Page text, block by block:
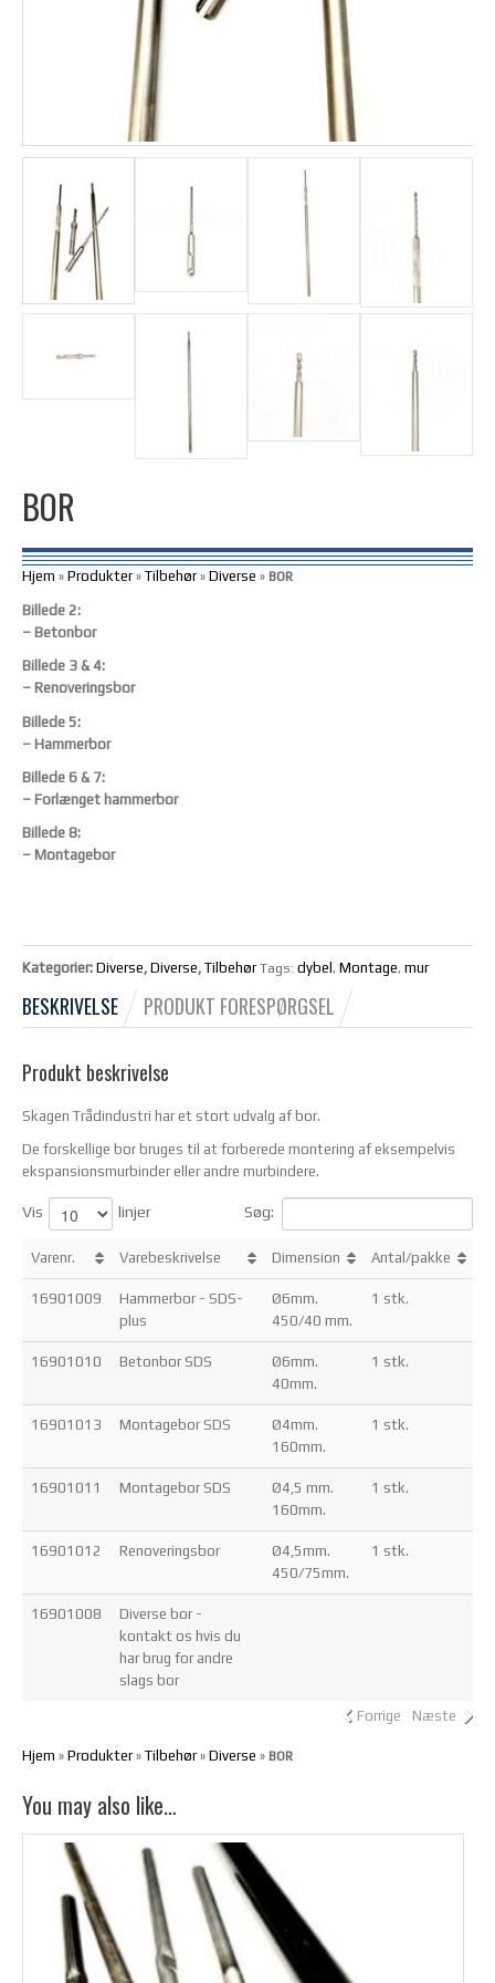
BOR
Hjem » Produkter» Tilbehør» Diverse » BOR
Billede 2:
– Betonbor
Billede 3 & 4:
– Renoveringsbor
Billede 5:
– Hammerbor
Billede 6 & 7:
– Forlænget hammerbor
Billede 8:
– Montagebor
Kategorier: Diverse, Diverse, Tilbehør Tags: dybel, Montage, mur
BESKRIVELSE PRODUKT FORESPØRGSEL
Produkt beskrivelse
Skagen Trådindustri har et stort udvalg af bor.
De forskellige bor bruges til at forberede montering af eksempelvis
ekspansionsmurbinder eller andre murbindere.
Vis linjer Søg:
Varenr. Varebeskrivelse Dimension Antal/pakke
16901009
Hammerbor - SDS-
plus
Ø6mm.
450/40 mm.
1 stk.
16901010 Betonbor SDS
Ø6mm.
40mm.
1 stk.
16901013 Montagebor SDS
Ø4mm.
160mm.
1 stk.
16901011 Montagebor SDS
Ø4,5 mm.
160mm.
1 stk.
16901012 Renoveringsbor
Ø4,5mm.
450/75mm.
1 stk.
16901008
Diverse bor -
kontakt os hvis du
har brug for andre
slags bor
Forrige Næste
Hjem » Produkter» Tilbehør» Diverse » BOR
You may also like…